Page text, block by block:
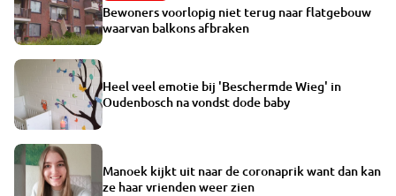
Bewoners voorlopig niet terug naar flatgebouw
waarvan balkons afbraken
Heel veel emotie bij 'Beschermde Wieg' in
Oudenbosch na vondst dode baby
Manoek kijkt uit naar de coronaprik want dan kan
ze haar vrienden weer zien